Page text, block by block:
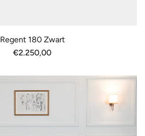
Regent 180 Zwart
Normale
€2.250,00